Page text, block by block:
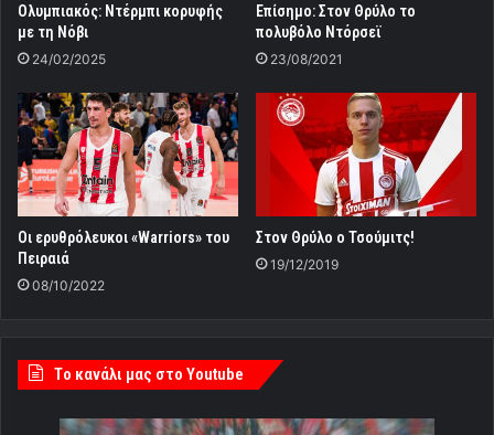
Ολυμπιακός: Ντέρμπι κορυφής
με τη Νόβι
24/02/2025
Επίσημο: Στον Θρύλο το
πολυβόλο Ντόρσεϊ
23/08/2021
Οι ερυθρόλευκοι «Warriors» του
Πειραιά
08/10/2022
Στον Θρύλο ο Τσούμιτς!
19/12/2019
Tο κανάλι μας στο Youtube